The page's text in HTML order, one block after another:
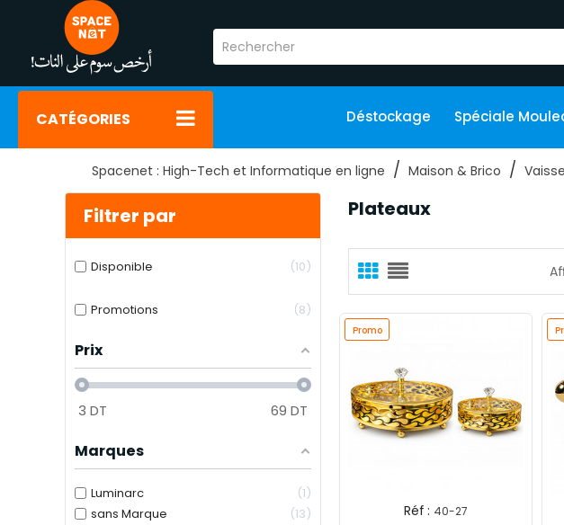
CATÉGORIES Déstockage Spéciale
Spacenet : High-Tech et Informatique en ligne Maison & Brico
Filtrer par
Disponible 10
Promotions 8
Prix
3 DT 69 DT
Marques
Luminarc
1
sans Marque
13
Plateaux
Promo
Réf : 40-27